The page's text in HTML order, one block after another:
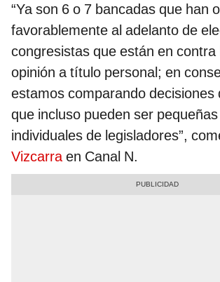
“Ya son 6 o 7 bancadas que han
favorablemente al adelanto de
congresistas que están en contra
opinión a título personal; en
estamos comparando decisiones
que incluso pueden ser
individuales de legisladores”,
Vizcarraen Canal N.